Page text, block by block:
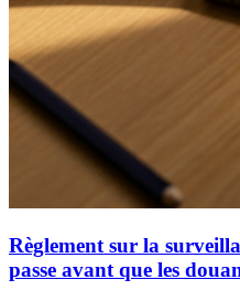
Règlement sur la
passe avant que les